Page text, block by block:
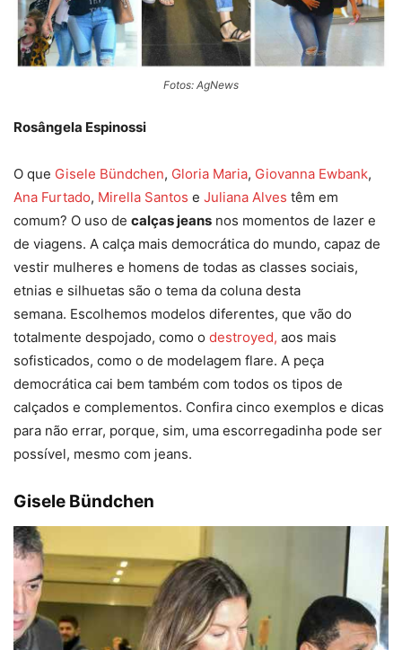
Fotos: AgNews
Rosângela Espinossi
O que Gisele Bündchen, Gloria Maria, Giovanna Ewbank,
Ana Furtado, Mirella Santos e Juliana Alves têm em
comum? O uso de calças jeans nos momentos de lazer e
de viagens. A calça mais democrática do mundo, capaz de
vestir mulheres e homens de todas as classes sociais,
etnias e silhuetas são o tema da coluna desta
semana. Escolhemos modelos diferentes, que vão do
totalmente despojado, como o destroyed, aos mais
sofisticados, como o de modelagem flare. A peça
democrática cai bem também com todos os tipos de
calçados e complementos. Confira cinco exemplos e dicas
para não errar, porque, sim, uma escorregadinha pode ser
possível, mesmo com jeans.
Gisele Bündchen